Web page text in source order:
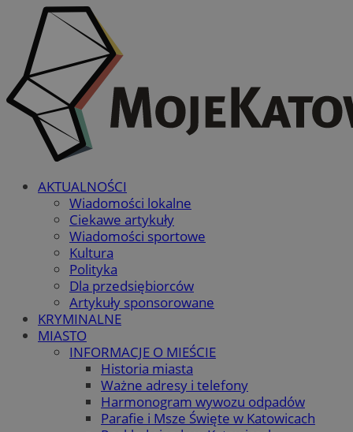
AKTUALNOŚCI
Wiadomości lokalne
Ciekawe artykuły
Wiadomości sportowe
Kultura
Polityka
Dla przedsiębiorców
Artykuły sponsorowane
KRYMINALNE
MIASTO
INFORMACJE O MIEŚCIE
Historia miasta
Ważne adresy i telefony
Harmonogram wywozu odpadów
Parafie i Msze Święte w Katowicach